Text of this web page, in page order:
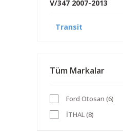
V/347 2007-2013
Transit
Tüm Markalar
Ford Otosan (6)
İTHAL (8)